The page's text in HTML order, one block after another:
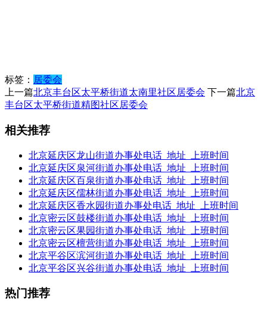
标签： 居委会
上一篇北京丰台区太平桥街道太南里社区居委会 下一篇北京
丰台区太平桥街道精图社区居委会
相关推荐
北京延庆区龙山街道办事处电话_地址_上班时间
北京延庆区泉河街道办事处电话_地址_上班时间
北京延庆区百泉街道办事处电话_地址_上班时间
北京延庆区儒林街道办事处电话_地址_上班时间
北京延庆区香水园街道办事处电话_地址_上班时间
北京密云区鼓楼街道办事处电话_地址_上班时间
北京密云区果园街道办事处电话_地址_上班时间
北京密云区檀营街道办事处电话_地址_上班时间
北京平谷区滨河街道办事处电话_地址_上班时间
北京平谷区兴谷街道办事处电话_地址_上班时间
热门推荐